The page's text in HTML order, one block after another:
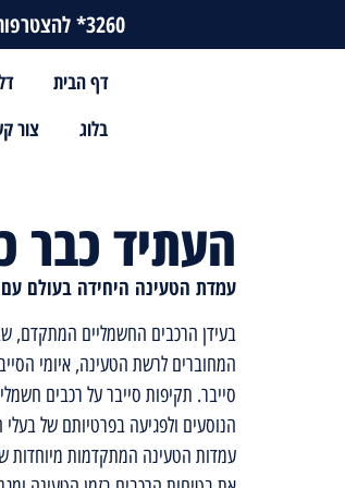
3260* להצטרפות לשירות
דף הבית
בלוג
צור
העתיד כבר
עמדת הטעינה היחידה בעולם
בעידן הרכבים החשמליים המתקדם,
המחוברים לרשת הטעינה, איומי
סייבר. תקיפות סייבר על רכבים
הנוסעים ולפגיעה בפרטיותם של
עמדות הטעינה המתקדמות מיוחדות